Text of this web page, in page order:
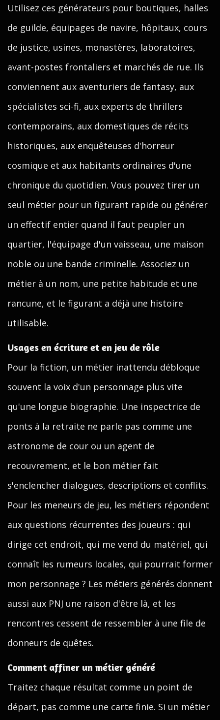
Utilisez ces générateurs pour boutiques, halles
de guilde, équipages de navire, hôpitaux, cours
de justice, usines, monastères, laboratoires,
avant-postes frontaliers et marchés de rue. Ils
conviennent aux aventuriers de fantasy, aux
spécialistes sci-fi, aux experts de thrillers
contemporains, aux domestiques de récits
historiques, aux enquêteuses d'horreur
cosmique et aux habitants ordinaires d'une
chronique du quotidien. Vous pouvez tirer un
seul métier pour un figurant rapide ou générer
un effectif entier quand il faut peupler un
quartier, l'équipage d'un vaisseau, une maison
noble ou une bande criminelle. Associez un
métier à un nom, une petite habitude et une
rancune, et le figurant a déjà une histoire
utilisable.
Usages en écriture et en jeu de rôle
Pour la fiction, un métier inattendu débloque
souvent la voix d'un personnage plus vite
qu'une longue biographie. Une inspectrice de
ponts à la retraite ne parle pas comme une
astronome de cour ou un agent de
recouvrement, et le bon métier fait
s'enclencher dialogues, descriptions et conflits.
Pour les meneurs de jeu, les métiers répondent
aux questions récurrentes des joueurs : qui
dirige cet endroit, qui me vend du matériel, qui
connaît les rumeurs locales, qui pourrait former
mon personnage ? Les métiers générés donnent
aussi aux PNJ une raison d'être là, et les
rencontres cessent de ressembler à une file de
donneurs de quêtes.
Comment affiner un métier généré
Traitez chaque résultat comme un point de
départ, pas comme une carte finie. Si un métier